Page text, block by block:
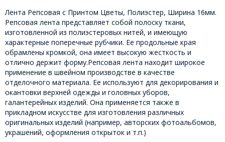
Лента Репсовая с Принтом Цветы, Полиэстер, Ширина 16мм.
Репсовая лента представляет собой полоску ткани,
изготовленной из полиэстеровых нитей, и имеющую
характерные поперечные рубчики. Ее продольные края
обрамлены кромкой, она имеет высокую жесткость и
отлично держит форму.Репсовая лента находит широкое
применение в швейном производстве в качестве
отделочного материала. Ее используют для декорирования и
окантовки верхней одежды и головных уборов,
галантерейных изделий. Она применяется также в
прикладном искусстве для изготовления различных
оригинальных изделий (например, авторских фотоальбомов,
украшений, оформления открыток и т.п.)